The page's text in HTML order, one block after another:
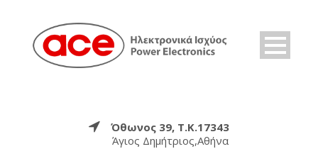
Όθωνος 39, Τ.Κ.17343
Άγιος Δημήτριος,Αθήνα